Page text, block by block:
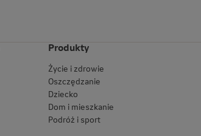
Produkty
Życie i zdrowie
Oszczędzanie
Dziecko
Dom i mieszkanie
Podróż i sport